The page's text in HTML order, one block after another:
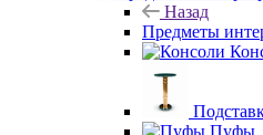
Назад
Предметы
Пуфы